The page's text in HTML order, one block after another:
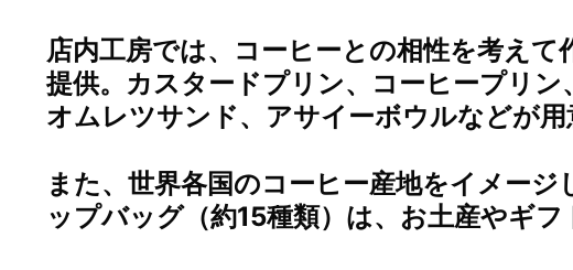
店内工房では、コーヒーとの相性を考え
提供。カスタードプリン、コーヒープリ
オムレツサンド、アサイーボウルなどが用
また、世界各国のコーヒー産地をイメー
ップバッグ（約15種類）は、お土産やギフ